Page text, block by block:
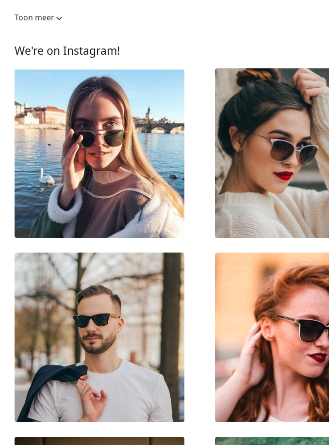
Glasbreedte:
56 mm
montuur
Montuur kleur:
Montuur materiaal:
Plastic
Maat:
M
Breedte:
137 mm
Lengte:
140 mm
Breedte brug:
18 mm
Gewicht:
230 gr
Verstelbare neus-pads:
No
Verende scharnier:
Ja
accessoires
Reinigingsdoekje:
Ja
Overig
Geslacht:
Mannen
Categorie:
Zonnebrillen
Merk:
Hugo Boss
Functie:
Code:
1374/S 003 M9 56
Toon meer
We're on Instagram!